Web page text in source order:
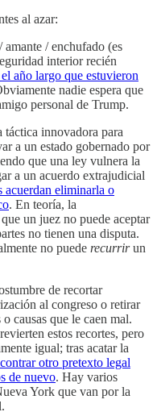
al azar:
/ enchufado (es
interior recién
el año largo que estuvieron
nadie espera que
personal de Trump.
táctica innovadora para
a un estado gobernado por
que una ley vulnera la
a un acuerdo extrajudicial
acuerdan eliminarla o
. En teoría, la
un juez no puede aceptar
no tienen una disputa.
no puede recurrirun
de recortar
al congreso o retirar
causas que le caen mal.
estos recortes, pero
igual; tras acatar la
otro pretexto legal
de nuevo. Hay varios
York que van por la